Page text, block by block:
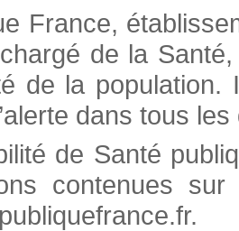
France,
de la
de la
dans tous
de Santé
contenues